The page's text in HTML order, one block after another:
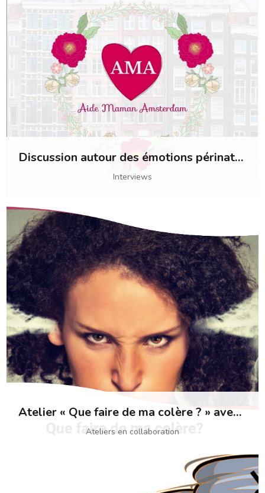
Discussion autour des émotions périnatales avec AMA kraamzorg française
Interviews
Atelier « Que faire de ma colère ? » avec Mamabears
Ateliers en collaboration